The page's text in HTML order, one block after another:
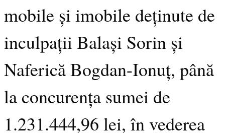
mobile și imobile deținute de
inculpații Balași Sorin și
Naferică Bogdan-Ionuț, până
la concurența sumei de
1.231.444,96 lei, în vederea